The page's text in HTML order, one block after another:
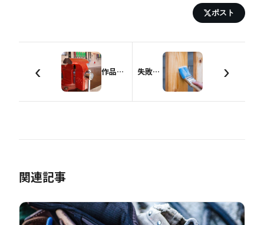
ポスト
‹ 作品を生み出す場所、作業台を手に入れよう！【サンプル図面あり】 失敗したくない！塗装について【ニス仕上げ編】 ›
関連記事